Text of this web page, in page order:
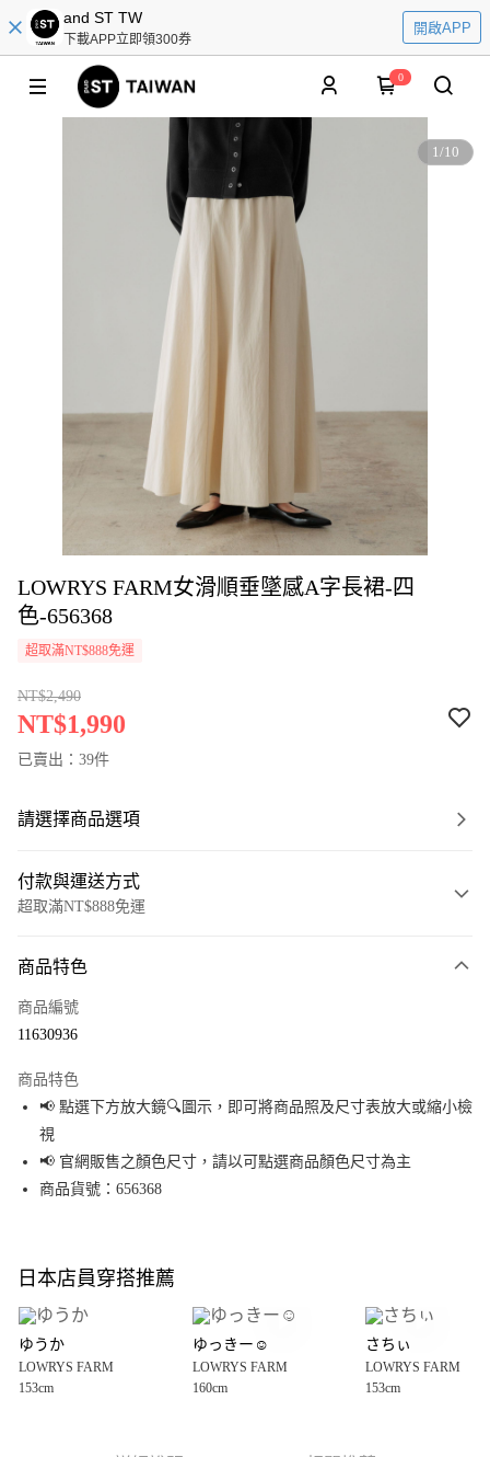
and ST TW
下載APP立即領300券
開啟APP
0
1/10
LOWRYS FARM女滑順垂墜感A字長裙-四
色-656368
超取滿NT$888免運
NT$2,490
NT$1,990
已賣出：39件
請選擇商品選項
付款與運送方式
超取滿NT$888免運
信用卡一次付款
Apple Pay
街口支付
悠遊付
全盈+PAY
大哥付你分期
【大哥付你分期使用說明】
1.本服務由台灣大哥大提供，台灣大哥大用戶可立即使用無須另外申請。
2.付款方式選擇「大哥付你分期」，訂單成立後會自動跳轉到大哥付的交易
3.實際核准額度、可分期數及費用金額請依後續交易確認頁面所載為準。
AFTEE先享後付
商品特色
商品編號
11630936
商品特色
📢 點選下方放大鏡🔍圖示，即可將商品照及尺寸表放大或縮小檢
視
📢 官網販售之顏色尺寸，請以可點選商品顏色尺寸為主
商品貨號：656368
日本店員穿搭推薦
ゆうか
LOWRYS FARM
153cm
ゆっきー☺︎
LOWRYS FARM
160cm
さちぃ
LOWRYS FARM
153cm